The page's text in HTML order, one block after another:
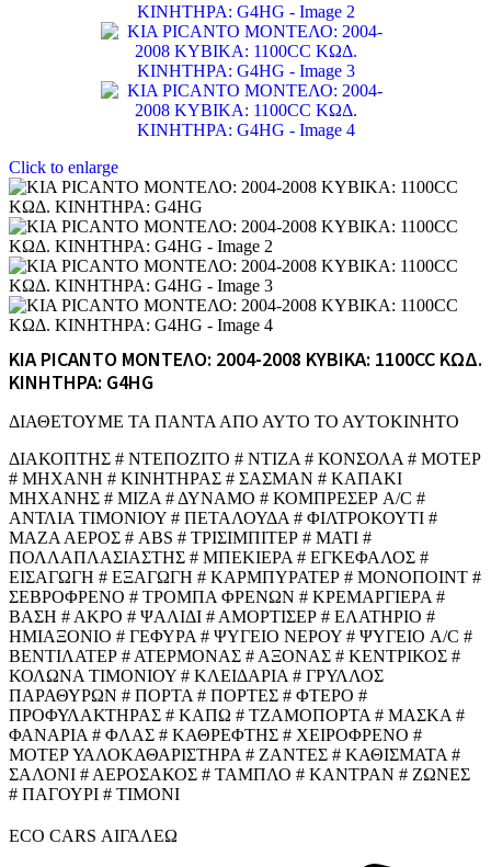
Click to enlarge
KIA PICANTO ΜΟΝΤΕΛΟ: 2004-2008 ΚΥΒΙΚΑ: 1100CC ΚΩΔ.
ΚΙΝΗΤΗΡΑ: G4HG
ΔΙΑΘΕΤΟΥΜΕ ΤΑ ΠΑΝΤΑ ΑΠΟ ΑΥΤΟ ΤΟ ΑΥΤΟΚΙΝΗΤΟ
ΔΙΑΚΟΠΤΗΣ # ΝΤΕΠΟΖΙΤΟ # ΝΤΙΖΑ # ΚΟΝΣΟΛΑ # ΜΟΤΕΡ
# ΜΗΧΑΝΗ # ΚΙΝΗΤΗΡΑΣ # ΣΑΣΜΑΝ # ΚΑΠΑΚΙ
ΜΗΧΑΝΗΣ # ΜΙΖΑ # ΔΥΝΑΜΟ # ΚΟΜΠΡΕΣΕΡ A/C #
ΑΝΤΛΙΑ ΤΙΜΟΝΙΟΥ # ΠΕΤΑΛΟΥΔΑ # ΦΙΛΤΡΟΚΟΥΤΙ #
ΜΑΖΑ ΑΕΡΟΣ # ABS # ΤΡΙΣΙΜΠΙΤΕΡ # ΜΑΤΙ #
ΠΟΛΛΑΠΛΑΣΙΑΣΤΗΣ # ΜΠΕΚΙΕΡΑ # ΕΓΚΕΦΑΛΟΣ #
ΕΙΣΑΓΩΓΗ # ΕΞΑΓΩΓΗ # ΚΑΡΜΠΥΡΑΤΕΡ # ΜΟΝΟΠΟΙΝΤ #
ΣΕΒΡΟΦΡΕΝΟ # ΤΡΟΜΠΑ ΦΡΕΝΩΝ # ΚΡΕΜΑΡΓΙΕΡΑ #
ΒΑΣΗ # ΑΚΡΟ # ΨΑΛΙΔΙ # ΑΜΟΡΤΙΣΕΡ # ΕΛΑΤΗΡΙΟ #
ΗΜΙΑΞΟΝΙΟ # ΓΕΦΥΡΑ # ΨΥΓΕΙΟ ΝΕΡΟΥ # ΨΥΓΕΙΟ A/C #
ΒΕΝΤΙΛΑΤΕΡ # ΑΤΕΡΜΟΝΑΣ # ΑΞΟΝΑΣ # ΚΕΝΤΡΙΚΟΣ #
ΚΟΛΩΝΑ ΤΙΜΟΝΙΟΥ # ΚΛΕΙΔΑΡΙΑ # ΓΡΥΛΛΟΣ
ΠΑΡΑΘΥΡΩΝ # ΠΟΡΤΑ # ΠΟΡΤΕΣ # ΦΤΕΡΟ #
ΠΡΟΦΥΛΑΚΤΗΡΑΣ # ΚΑΠΩ # ΤΖΑΜΟΠΟΡΤΑ # ΜΑΣΚΑ #
ΦΑΝΑΡΙΑ # ΦΛΑΣ # ΚΑΘΡΕΦΤΗΣ # ΧΕΙΡΟΦΡΕΝΟ #
ΜΟΤΕΡ ΥΑΛΟΚΑΘΑΡΙΣΤΗΡΑ # ΖΑΝΤΕΣ # ΚΑΘΙΣΜΑΤΑ #
ΣΑΛΟΝΙ # ΑΕΡΟΣΑΚΟΣ # ΤΑΜΠΛΟ # ΚΑΝΤΡΑΝ # ΖΩΝΕΣ
# ΠΑΓΟΥΡΙ # ΤΙΜΟΝΙ
ECO CARS ΑΙΓΑΛΕΩ